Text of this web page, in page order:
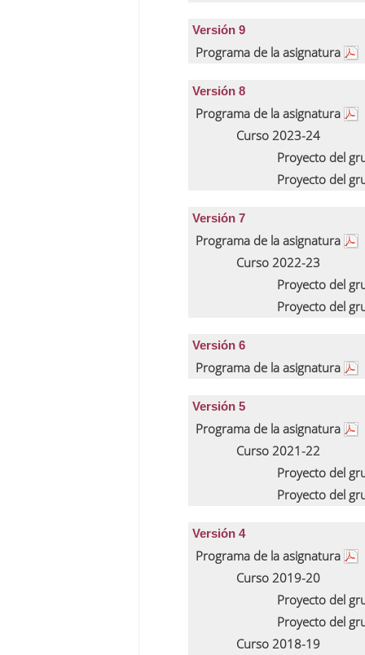
Versión 9
Programa de la asignatura
Versión 8
Programa de la asignatura
Curso 2023-24
Proyecto del
Proyecto del
Versión 7
Programa de la asignatura
Curso 2022-23
Proyecto del
Proyecto del
Versión 6
Programa de la asignatura
Versión 5
Programa de la asignatura
Curso 2021-22
Proyecto del
Proyecto del
Versión 4
Programa de la asignatura
Curso 2019-20
Proyecto del
Proyecto del
Curso 2018-19